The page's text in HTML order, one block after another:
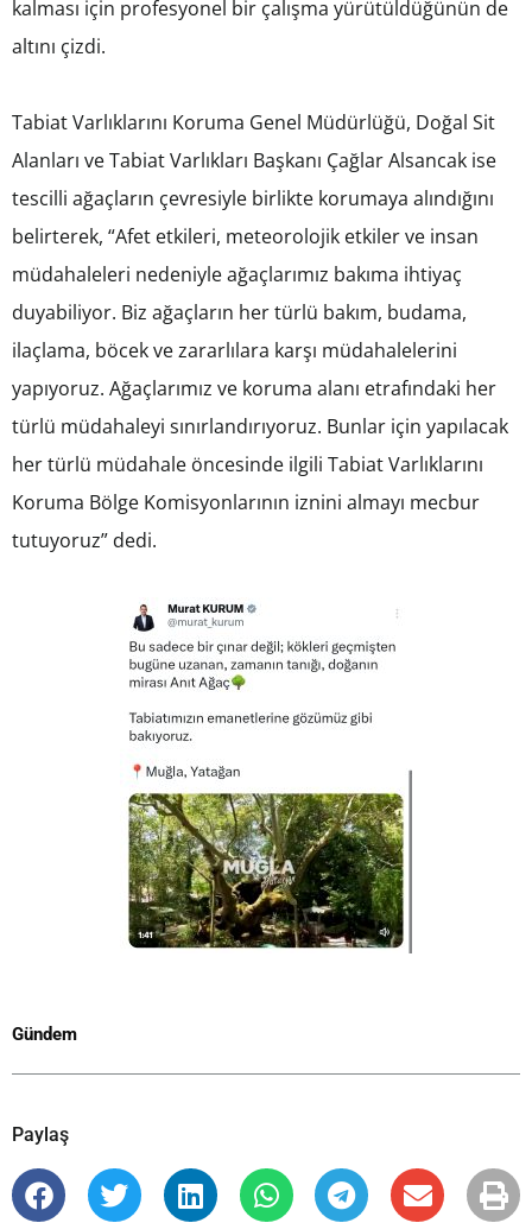
kalması için profesyonel bir çalışma yürütüldüğünün de
altını çizdi.
Tabiat Varlıklarını Koruma Genel Müdürlüğü, Doğal Sit
Alanları ve Tabiat Varlıkları Başkanı Çağlar Alsancak ise
tescilli ağaçların çevresiyle birlikte korumaya alındığını
belirterek, “Afet etkileri, meteorolojik etkiler ve insan
müdahaleleri nedeniyle ağaçlarımız bakıma ihtiyaç
duyabiliyor. Biz ağaçların her türlü bakım, budama,
ilaçlama, böcek ve zararlılara karşı müdahalelerini
yapıyoruz. Ağaçlarımız ve koruma alanı etrafındaki her
türlü müdahaleyi sınırlandırıyoruz. Bunlar için yapılacak
her türlü müdahale öncesinde ilgili Tabiat Varlıklarını
Koruma Bölge Komisyonlarının iznini almayı mecbur
tutuyoruz” dedi.
Gündem
Paylaş